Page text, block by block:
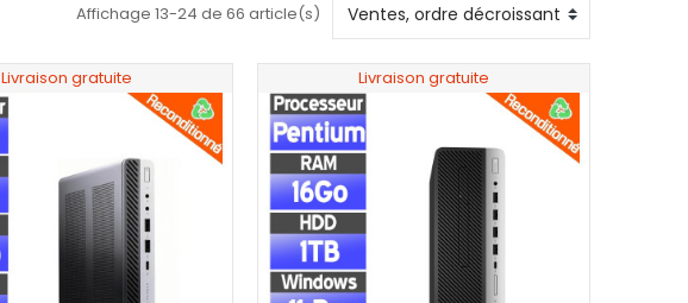
Affichage 13-24 de 66 article(s)
Livraison gratuite Livraison gratuite